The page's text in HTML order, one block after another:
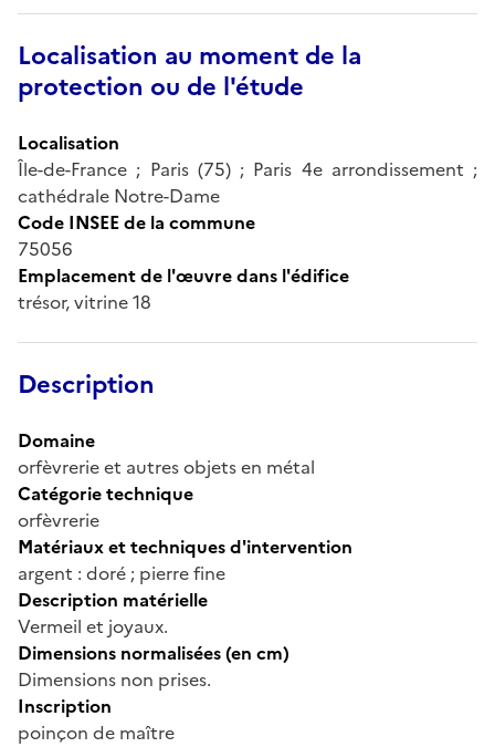
Localisation au moment de la
protection ou de l'étude
Localisation
Île-de-France ; Paris (75) ; Paris 4e arrondissement ;
cathédrale Notre-Dame
Code INSEE de la commune
75056
Emplacement de l'œuvre dans l'édifice
trésor, vitrine 18
Description
Domaine
orfèvrerie et autres objets en métal
Catégorie technique
orfèvrerie
Matériaux et techniques d'intervention
argent : doré ; pierre fine
Description matérielle
Vermeil et joyaux.
Dimensions normalisées (en cm)
Dimensions non prises.
Inscription
poinçon de maître